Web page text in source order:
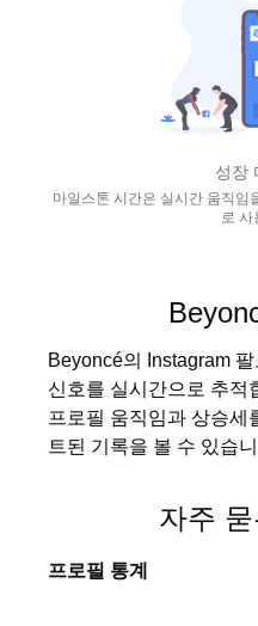
성장
마일스톤 시간은 실시간 움직임
로 사
Beyoncé의 Instagram
신호를 실시간으로 추적
프로필 움직임과 상승세
트된 기록을 볼 수 있습
자주
프로필 통계